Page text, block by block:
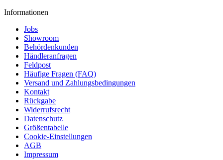
Informationen
Jobs
Showroom
Behördenkunden
Händleranfragen
Feldpost
Häufige Fragen (FAQ)
Versand und Zahlungsbedingungen
Kontakt
Rückgabe
Widerrufsrecht
Datenschutz
Größentabelle
Cookie-Einstellungen
AGB
Impressum